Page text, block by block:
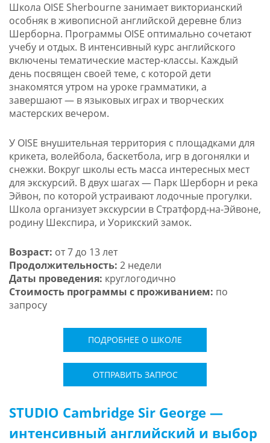
Школа OISE Sherbourne занимает викторианский
особняк в живописной английской деревне близ
Шерборна. Программы OISE оптимально сочетают
учебу и отдых. В интенсивный курс английского
включены тематические мастер-классы. Каждый
день посвящен своей теме, с которой дети
знакомятся утром на уроке грамматики, а
завершают — в языковых играх и творческих
мастерских вечером.
У OISE внушительная территория с площадками для
крикета, волейбола, баскетбола, игр в догонялки и
снежки. Вокруг школы есть масса интересных мест
для экскурсий. В двух шагах — Парк Шерборн и река
Эйвон, по которой устраивают лодочные прогулки.
Школа организует экскурсии в Стратфорд-на-Эйвоне,
родину Шекспира, и Уорикский замок.
Возраст: от 7 до 13 лет
Продолжительность: 2 недели
Даты проведения: круглогодично
Стоимость программы с проживанием: по
запросу
ПОДРОБНЕЕ О ШКОЛЕ
ОТПРАВИТЬ ЗАПРОС
STUDIO Cambridge Sir George —
интенсивный английский и выбор